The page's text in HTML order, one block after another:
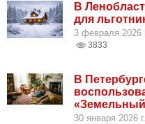
В
для
3 февраля 2026
3833
В
«Земельный
30 января 2026